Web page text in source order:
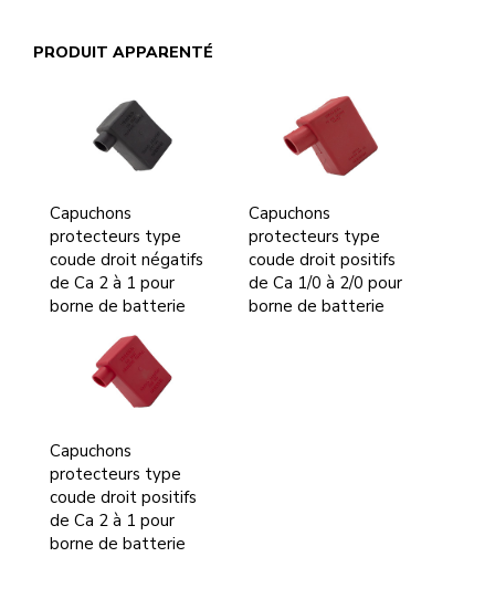
PRODUIT APPARENTÉ
Capuchons
protecteurs type
coude droit négatifs
de Ca 2 à 1 pour
borne de batterie
Capuchons
protecteurs type
coude droit positifs
de Ca 1/0 à 2/0 pour
borne de batterie
Capuchons
protecteurs type
coude droit positifs
de Ca 2 à 1 pour
borne de batterie